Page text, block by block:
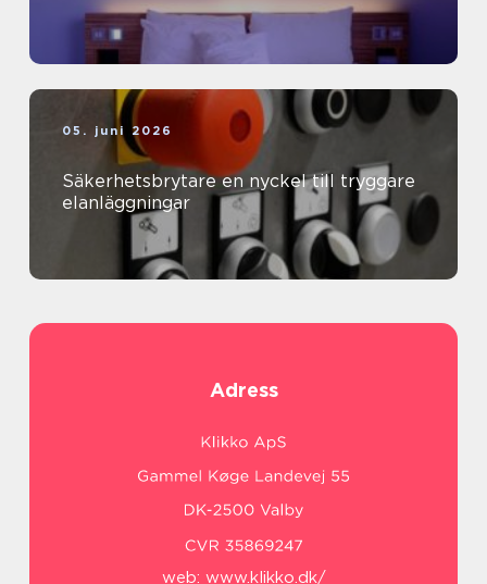
05. juni 2026
Säkerhetsbrytare en nyckel till tryggare
elanläggningar
Adress
web: www.klikko.dk/